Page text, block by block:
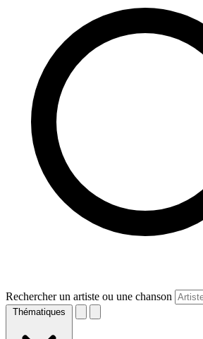
Rechercher un artiste ou une chanson
Thématiques